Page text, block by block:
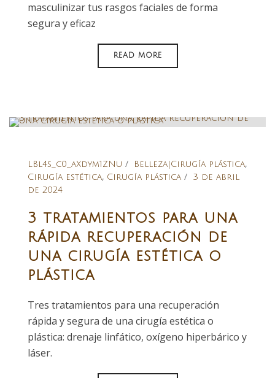
masculinizar tus rasgos faciales de forma
segura y eficaz
READ MORE
LBl4s_c0_aXdym1ZNu Belleza|Cirugía plástica,
Cirugía estética, Cirugía plástica
3 de abril
de 2024
3 tratamientos para una
rápida recuperación de
una cirugía estética o
plástica
Tres tratamientos para una recuperación
rápida y segura de una cirugía estética o
plástica: drenaje linfático, oxígeno hiperbárico y
láser.